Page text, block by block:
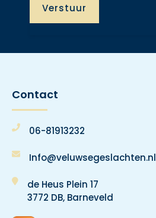
Contact
06-81913232
Info@veluwsegeslachten.nl
de Heus Plein 17
3772 DB, Barneveld